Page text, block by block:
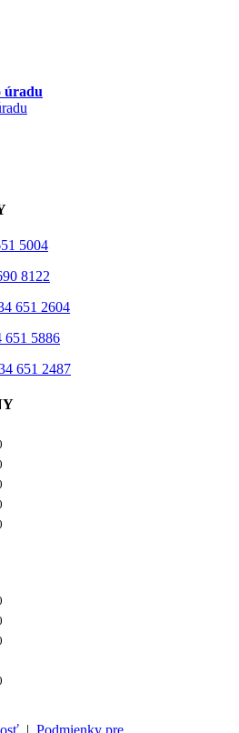
úradu
5004
8122
651 2604
651 5886
651 2487
| Podmienky pre